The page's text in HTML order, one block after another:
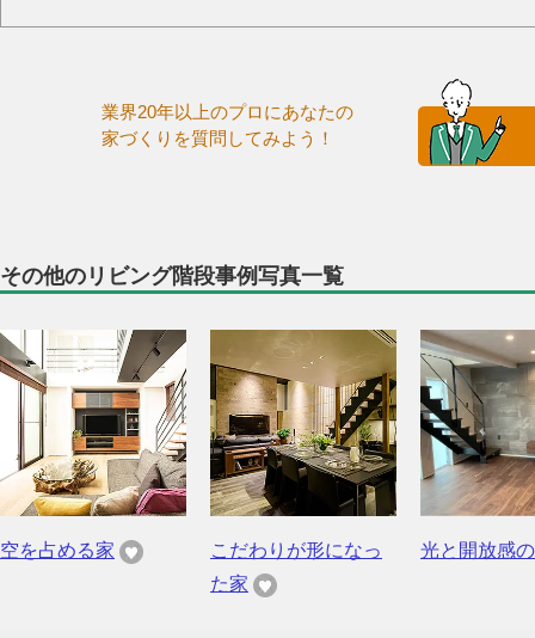
業界20年以上のプロにあなたの
家づくりを質問してみよう！
その他のリビング階段事例写真一覧
空を占める家
こだわりが形になっ
た家
光と開放感